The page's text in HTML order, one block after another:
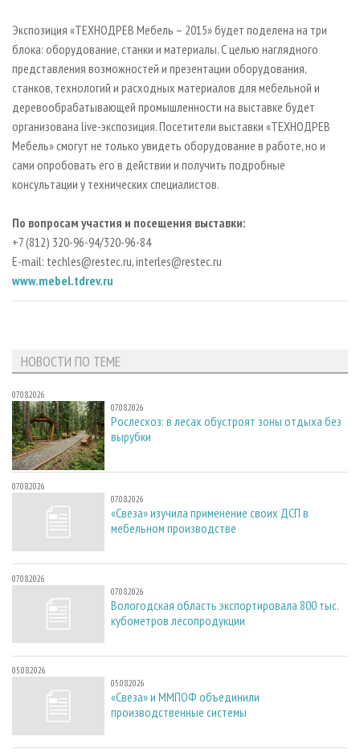
Экспозиция «ТЕХНОДРЕВ Мебель – 2015» будет поделена на три
блока: оборудование, станки и материалы. С целью наглядного
представления возможностей и презентации оборудования,
станков, технологий и расходных материалов для мебельной и
деревообрабатывающей промышленности на выставке будет
организована live-экспозиция. Посетители выставки «ТЕХНОДРЕВ
Мебель» смогут не только увидеть оборудование в работе, но и
сами опробовать его в действии и получить подробные
консультации у технических специалистов.
По вопросам участия и посещения выставки:
+7 (812) 320-96-94/320-96-84
E-mail: techles@restec.ru, interles@restec.ru
www.mebel.tdrev.ru
НОВОСТИ ПО ТЕМЕ
07.08.2026
07.08.2026
Рослесхоз: в лесах обустроят зоны отдыха без
вырубки
07.08.2026
07.08.2026
«Свеза» изучила применение своих ДСП в
мебельном производстве
07.08.2026
07.08.2026
Вологодская область экспортировала 800 тыс.
кубометров лесопродукции
05.08.2026
05.08.2026
«Свеза» и ММПОФ объединили
производственные системы